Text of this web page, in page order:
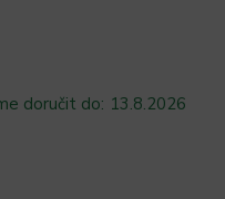
doručit do: 13.8.2026